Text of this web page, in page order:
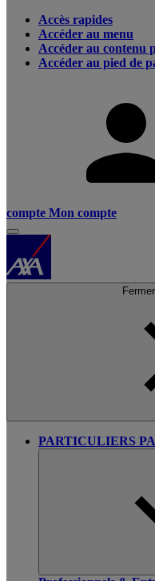
Accès rapides
Accéder au menu
Accéder au contenu
Accéder au pied de
compte Mon compte
PARTICULIERS